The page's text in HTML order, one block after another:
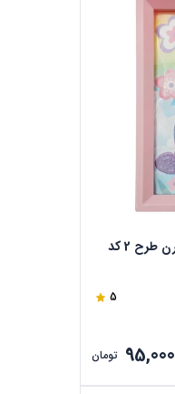
نقاشی الماسی قابدار سری یونیکورن طرح 2 کد
5
95,000 تومان